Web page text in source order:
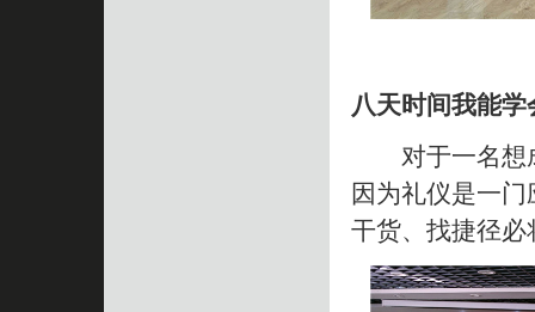
八天时间我能学
对于一名想成
因为礼仪是一
干货、找捷径